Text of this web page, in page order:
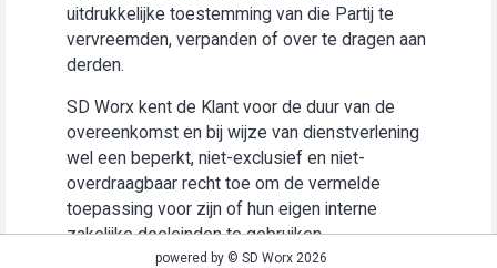
uitdrukkelijke toestemming van die Partij te
vervreemden, verpanden of over te dragen aan
derden.
SD Worx kent de Klant voor de duur van de
overeenkomst en bij wijze van dienstverlening
wel een beperkt, niet-exclusief en niet-
overdraagbaar recht toe om de vermelde
toepassing voor zijn of hun eigen interne
zakelijke doeleinden te gebruiken
(“Gebruiksrecht”).powered by © SD Worx 2026